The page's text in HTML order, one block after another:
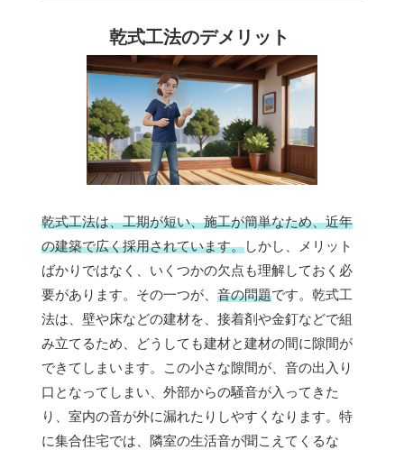
乾式工法のデメリット
乾式工法は、工期が短い、施工が簡単なため、近年
の建築で広く採用されています。しかし、メリット
ばかりではなく、いくつかの欠点も理解しておく必
要があります。その一つが、 音の問題です。乾式工
法は、壁や床などの建材を、接着剤や金釘などで組
み立てるため、どうしても建材と建材の間に隙間が
できてしまいます。この小さな隙間が、音の出入り
口となってしまい、外部からの騒音が入ってきた
り、室内の音が外に漏れたりしやすくなります。特
に集合住宅では、隣室の生活音が聞こえてくるな